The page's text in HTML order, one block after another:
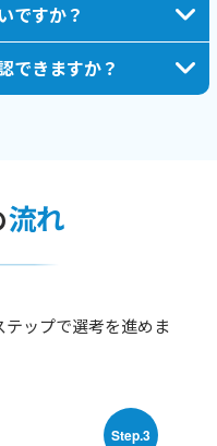
ですか？
できますか？
流れ
ップで選考を進めま
Step.3